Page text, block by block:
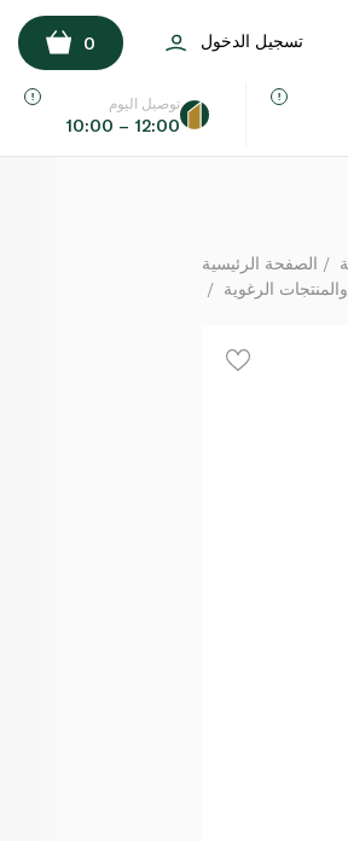
تسجيل الدخول 0
توصيل اليوم
10:00 – 12:00
كولور كوليكشن 4 قطع
الصفحة الرئيسية
الرغوية